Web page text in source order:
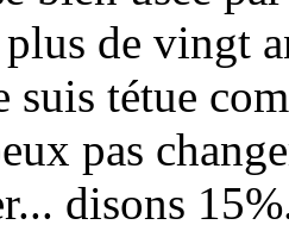
plus de vingt
suis tétue
pas
disons